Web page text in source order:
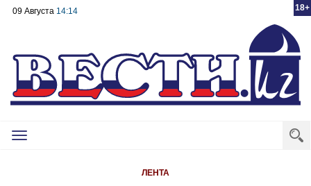
18+
09 Августа 14:14
Toggle
ЛЕНТА